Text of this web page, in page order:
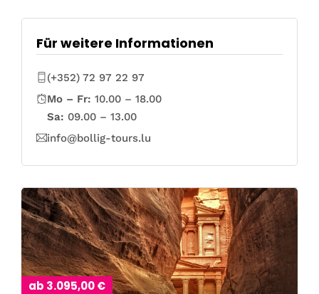
Für weitere Informationen
(+352) 72 97 22 97
Mo – Fr: 10.00 – 18.00
Sa: 09.00 – 13.00
info@bollig-tours.lu
ab 3.095,00 €